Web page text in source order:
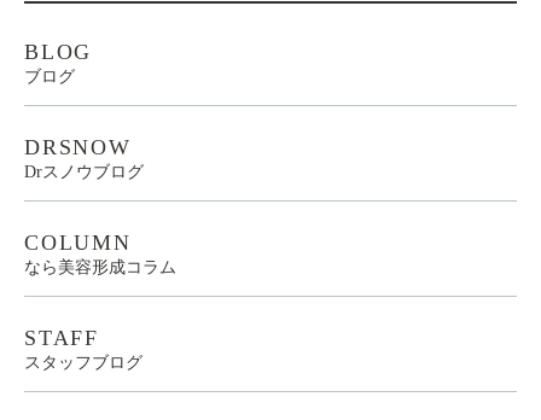
BLOG
ブログ
DRSNOW
Drスノウブログ
COLUMN
なら美容形成コラム
STAFF
スタッフブログ